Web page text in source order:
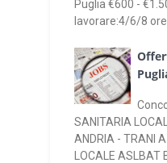
Puglia €600 -
lavorare:4/6/8
SANITARIA
ANDRIA - TRANI
LOCALE